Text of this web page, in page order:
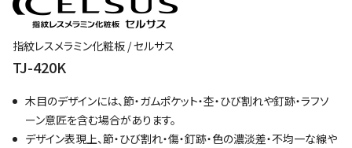
指紋レスメラミン化粧板 / セルサス
TJ-420K
木目のデザインには、節・ガムポケット・杢・ひび割れや釘跡・ラフソ
ーン意匠を含む場合があります。
デザイン表現上、節・ひび割れ・傷・釘跡・色の濃淡差・不均一な線や